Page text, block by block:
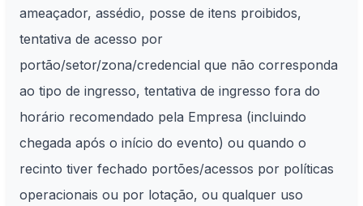
ameaçador, assédio, posse de itens proibidos,
tentativa de acesso por
portão/setor/zona/credencial que não corresponda
ao tipo de ingresso, tentativa de ingresso fora do
horário recomendado pela Empresa (incluindo
chegada após o início do evento) ou quando o
recinto tiver fechado portões/acessos por políticas
operacionais ou por lotação, ou qualquer uso